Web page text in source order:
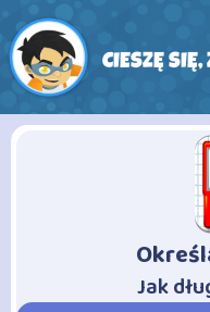
CIESZĘ
-
Jak